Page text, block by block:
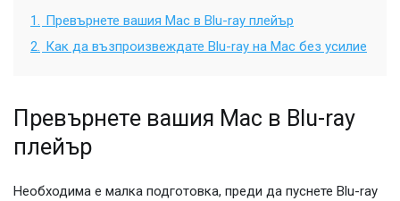
1. Превърнете вашия Mac в Blu-ray плейър
2. Как да възпроизвеждате Blu-ray на Mac без усилие
Превърнете вашия Mac в Blu-ray
плейър
Необходима е малка подготовка, преди да пуснете Blu-ray